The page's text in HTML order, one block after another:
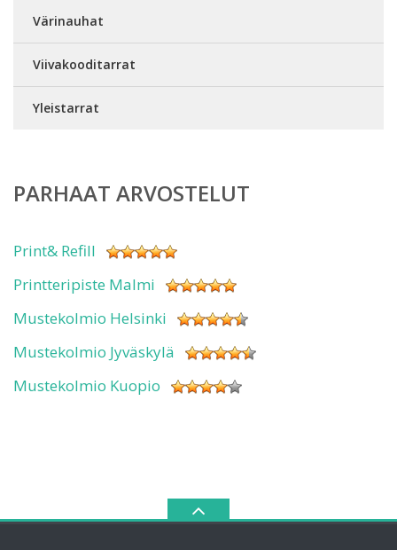
Värinauhat
Viivakooditarrat
Yleistarrat
PARHAAT ARVOSTELUT
Print& Refill
Printteripiste Malmi
Mustekolmio Helsinki
Mustekolmio Jyväskylä
Mustekolmio Kuopio